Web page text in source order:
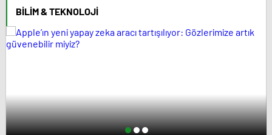
BILIM & TEKNOLOJI